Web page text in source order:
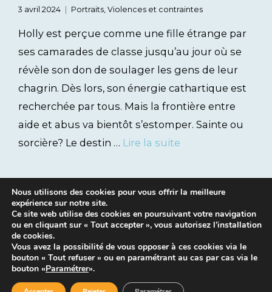
3 avril 2024 Portraits, Violences et contraintes
Holly est perçue comme une fille étrange par
ses camarades de classe jusqu’au jour où se
révèle son don de soulager les gens de leur
chagrin. Dès lors, son énergie cathartique est
recherchée par tous. Mais la frontière entre
aide et abus va bientôt s’estomper. Sainte ou
sorcière? Le destin … Lire la suite
Mentions légales
Nous utilisons des cookies pour vous offrir la meilleure
expérience sur notre site.
Ce site web utilise des cookies en poursuivant votre navigation
ou en cliquant sur « Tout accepter », vous autorisez l’installation
de cookies.
Vous avez la possibilité de vous opposer à ces cookies via le
bouton « Tout refuser » ou en paramétrant au cas par cas via le
bouton «Paramétrer».